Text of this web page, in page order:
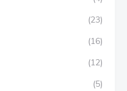
(23)
(16)
(12)
(5)